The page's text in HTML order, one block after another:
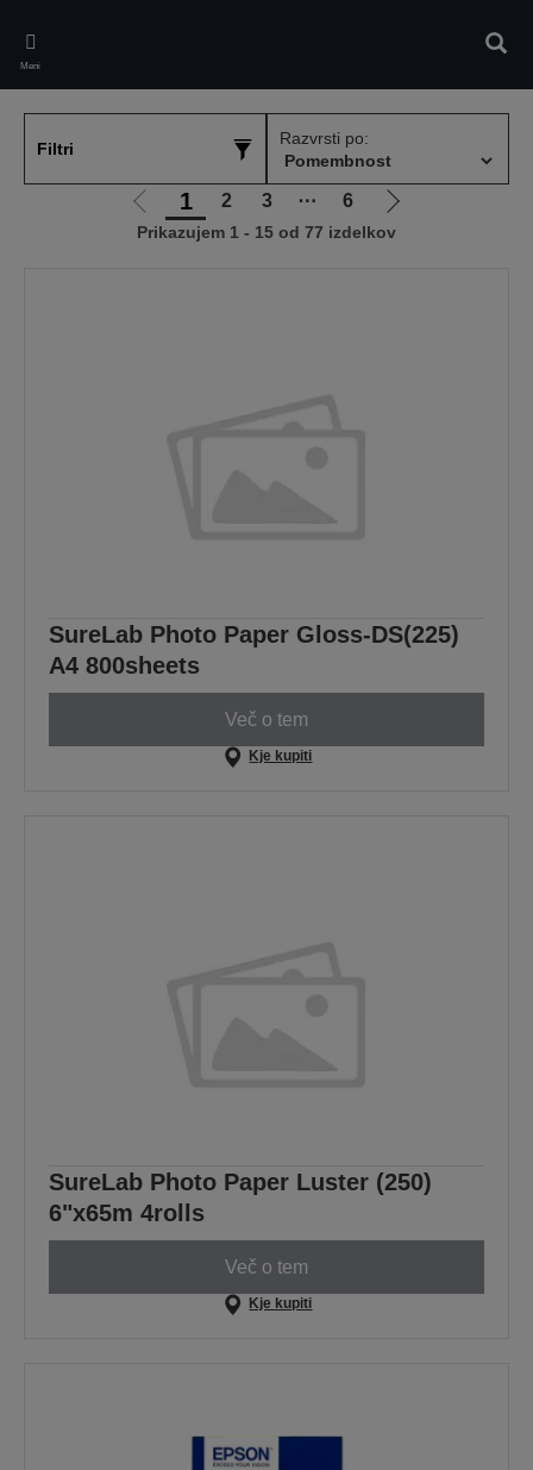
main
content
Meni
Filtri
Razvrsti po:
Pojdi
na
1 2 3 ⋯ 6
Pojdi
na
Prikazujem 1 - 15 od 77 izdelkov
SureLab Photo Paper Gloss-DS(225)
A4 800sheets
Več o tem
Kje kupiti
SureLab Photo Paper Luster (250)
6"x65m 4rolls
Več o tem
Kje kupiti